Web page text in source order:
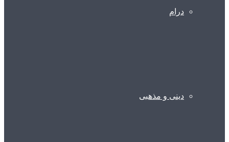
درام
دینی و مذهبی